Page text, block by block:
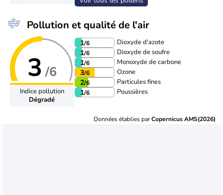
Pollution et qualité de l'air
3 /6
Indice pollution
Dégradé
1/6 Dioxyde d'azote
1/6 Dioxyde de soufre
1/6 Monoxyde de carbone
3/6 Ozone
2/6 Particules fines
1/6 Poussières
Données établies parCopernicus AMS(2026)